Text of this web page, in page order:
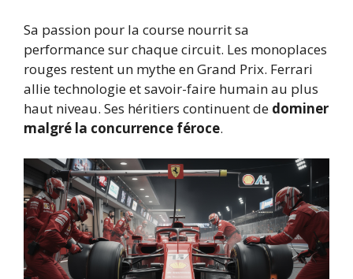
Sa passion pour la course nourrit sa
performance sur chaque circuit. Les monoplaces
rouges restent un mythe en Grand Prix. Ferrari
allie technologie et savoir-faire humain au plus
haut niveau. Ses héritiers continuent de dominer
malgré la concurrence féroce.